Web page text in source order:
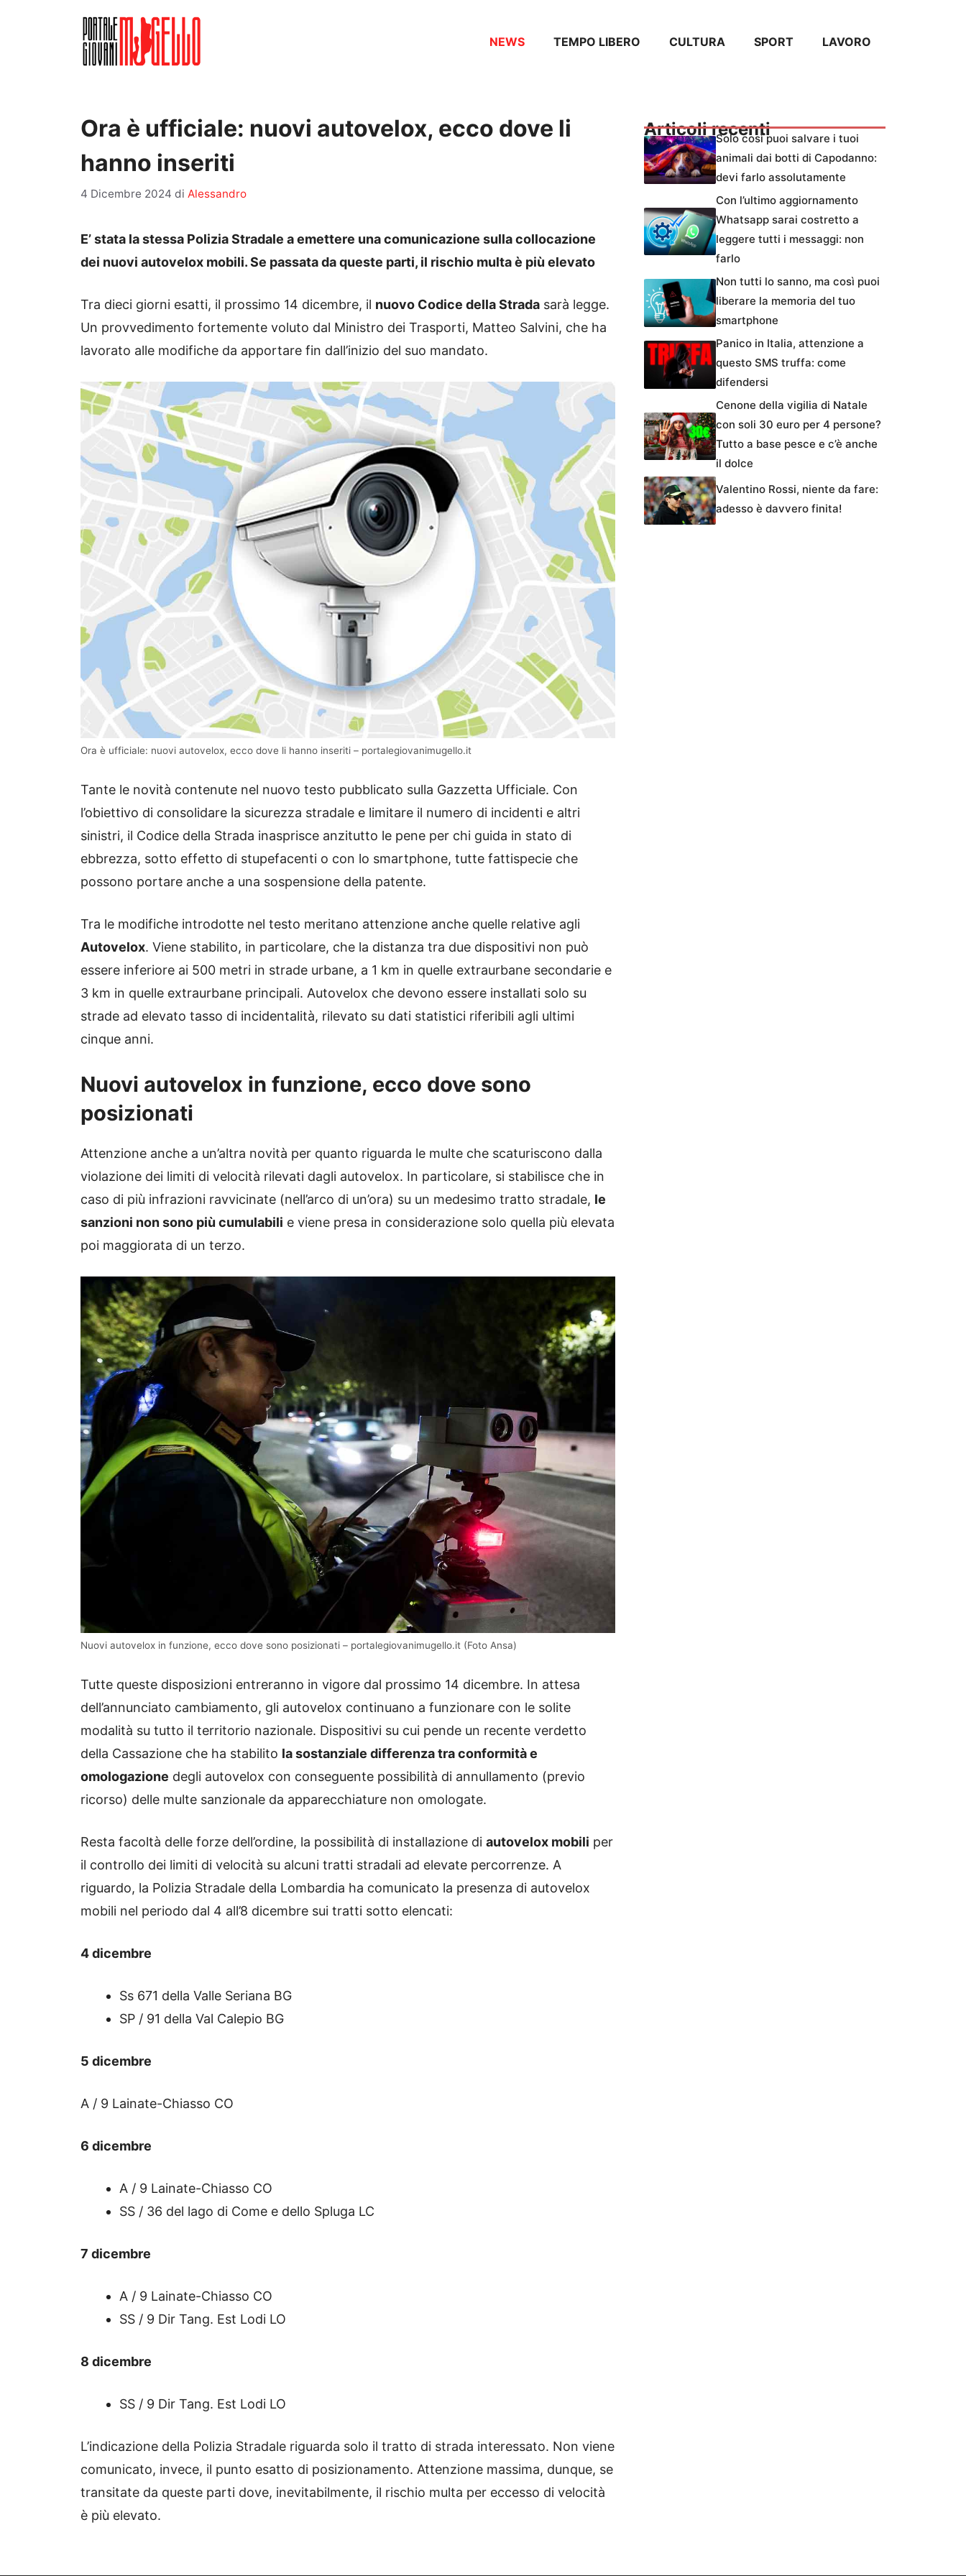
NEWS TEMPO LIBERO CULTURA SPORT LAVORO
Ora è ufficiale: nuovi autovelox, ecco dove li
hanno inseriti
4 Dicembre 2024 di Alessandro
E’ stata la stessa Polizia Stradale a emettere una comunicazione sulla collocazione
dei nuovi autovelox mobili. Se passata da queste parti, il rischio multa è più elevato
Tra dieci giorni esatti, il prossimo 14 dicembre, il nuovo Codice della Strada sarà legge.
Un provvedimento fortemente voluto dal Ministro dei Trasporti, Matteo Salvini, che ha
lavorato alle modifiche da apportare fin dall’inizio del suo mandato.
Ora è ufficiale: nuovi autovelox, ecco dove li hanno inseriti – portalegiovanimugello.it
Tante le novità contenute nel nuovo testo pubblicato sulla Gazzetta Ufficiale. Con
l’obiettivo di consolidare la sicurezza stradale e limitare il numero di incidenti e altri
sinistri, il Codice della Strada inasprisce anzitutto le pene per chi guida in stato di
ebbrezza, sotto effetto di stupefacenti o con lo smartphone, tutte fattispecie che
possono portare anche a una sospensione della patente.
Tra le modifiche introdotte nel testo meritano attenzione anche quelle relative agli
Autovelox. Viene stabilito, in particolare, che la distanza tra due dispositivi non può
essere inferiore ai 500 metri in strade urbane, a 1 km in quelle extraurbane secondarie e
3 km in quelle extraurbane principali. Autovelox che devono essere installati solo su
strade ad elevato tasso di incidentalità, rilevato su dati statistici riferibili agli ultimi
cinque anni.
Nuovi autovelox in funzione, ecco dove sono
posizionati
Attenzione anche a un’altra novità per quanto riguarda le multe che scaturiscono dalla
violazione dei limiti di velocità rilevati dagli autovelox. In particolare, si stabilisce che in
caso di più infrazioni ravvicinate (nell’arco di un’ora) su un medesimo tratto stradale, le
sanzioni non sono più cumulabili e viene presa in considerazione solo quella più elevata
poi maggiorata di un terzo.
Nuovi autovelox in funzione, ecco dove sono posizionati – portalegiovanimugello.it (Foto Ansa)
Tutte queste disposizioni entreranno in vigore dal prossimo 14 dicembre. In attesa
dell’annunciato cambiamento, gli autovelox continuano a funzionare con le solite
modalità su tutto il territorio nazionale. Dispositivi su cui pende un recente verdetto
della Cassazione che ha stabilito la sostanziale differenza tra conformità e
omologazione degli autovelox con conseguente possibilità di annullamento (previo
ricorso) delle multe sanzionale da apparecchiature non omologate.
Resta facoltà delle forze dell’ordine, la possibilità di installazione di autovelox mobili per
il controllo dei limiti di velocità su alcuni tratti stradali ad elevate percorrenze. A
riguardo, la Polizia Stradale della Lombardia ha comunicato la presenza di autovelox
mobili nel periodo dal 4 all’8 dicembre sui tratti sotto elencati:
4 dicembre
Ss 671 della Valle Seriana BG
SP / 91 della Val Calepio BG
5 dicembre
A / 9 Lainate-Chiasso CO
6 dicembre
A / 9 Lainate-Chiasso CO
SS / 36 del lago di Come e dello Spluga LC
7 dicembre
A / 9 Lainate-Chiasso CO
SS / 9 Dir Tang. Est Lodi LO
8 dicembre
SS / 9 Dir Tang. Est Lodi LO
L’indicazione della Polizia Stradale riguarda solo il tratto di strada interessato. Non viene
comunicato, invece, il punto esatto di posizionamento. Attenzione massima, dunque, se
transitate da queste parti dove, inevitabilmente, il rischio multa per eccesso di velocità
è più elevato.
Articoli recentiSolo così puoi salvare i tuoi
animali dai botti di Capodanno:
devi farlo assolutamente
Con l’ultimo aggiornamento
Whatsapp sarai costretto a
leggere tutti i messaggi: non
farlo
Non tutti lo sanno, ma così puoi
liberare la memoria del tuo
smartphone
Panico in Italia, attenzione a
questo SMS truffa: come
difendersi
Cenone della vigilia di Natale
con soli 30 euro per 4 persone?
Tutto a base pesce e c’è anche
il dolce
Valentino Rossi, niente da fare:
adesso è davvero finita!